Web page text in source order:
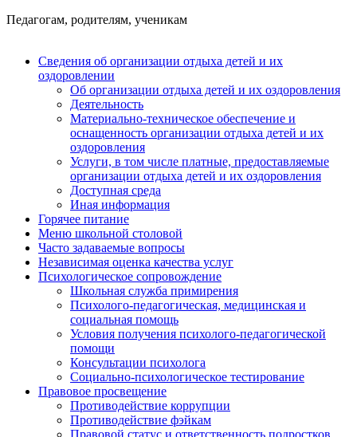
Педагогам, родителям, ученикам
Сведения об организации отдыха детей и их
оздоровлении
Об организации отдыха детей и их оздоровления
Деятельность
Материально-техническое обеспечение и
оснащенность организации отдыха детей и их
оздоровления
Услуги, в том числе платные, предоставляемые
организации отдыха детей и их оздоровления
Доступная среда
Иная информация
Горячее питание
Меню школьной столовой
Часто задаваемые вопросы
Независимая оценка качества услуг
Психологическое сопровождение
Школьная служба примирения
Психолого-педагогическая, медицинская и
социальная помощь
Условия получения психолого-педагогической
помощи
Консультации психолога
Социально-психологическое тестирование
Правовое просвещение
Противодействие коррупции
Противодействие фэйкам
Правовой статус и ответственность подростков